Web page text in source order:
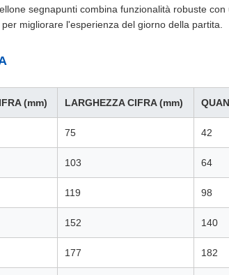
segnapunti combina funzionalità robuste con
migliorare l'esperienza del giorno della partita.
(mm) LARGHEZZA CIFRA (mm)
75 42
103 64
119 98
152 140
177 182